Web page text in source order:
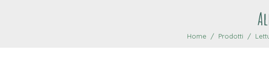
Home Prodotti